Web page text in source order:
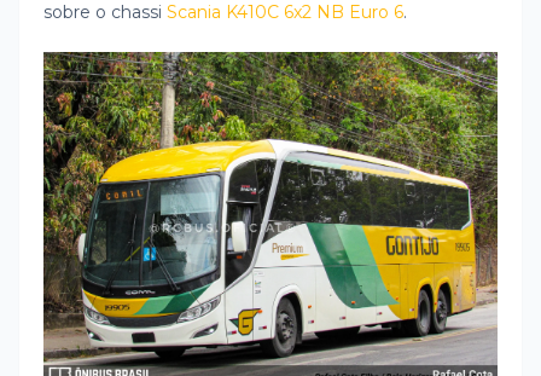
sobre o chassi Scania K410C 6x2 NB Euro 6.